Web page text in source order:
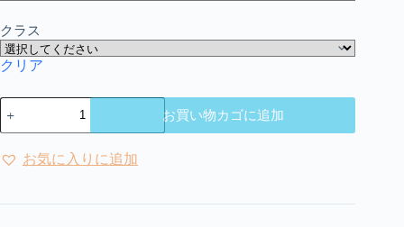
クラス
クリア
マ
キ
マ
-
お買い物カゴに追加
お気に入りに追加